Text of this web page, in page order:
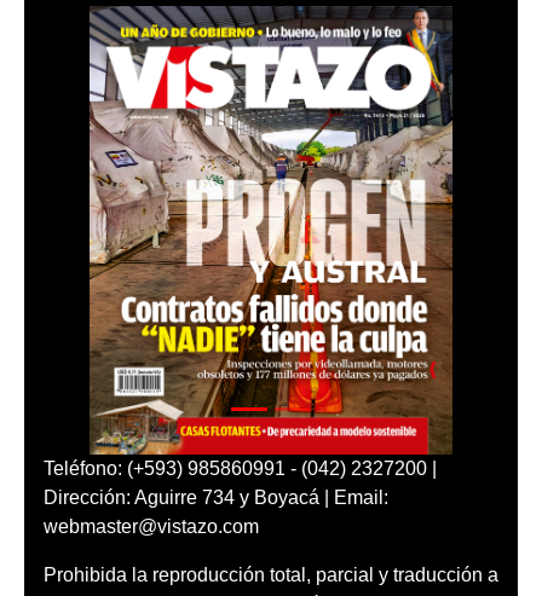
Teléfono: (+593) 985860991 - (042) 2327200 |
Dirección: Aguirre 734 y Boyacá | Email:
webmaster@vistazo.com
Prohibida la reproducción total, parcial y traducción a